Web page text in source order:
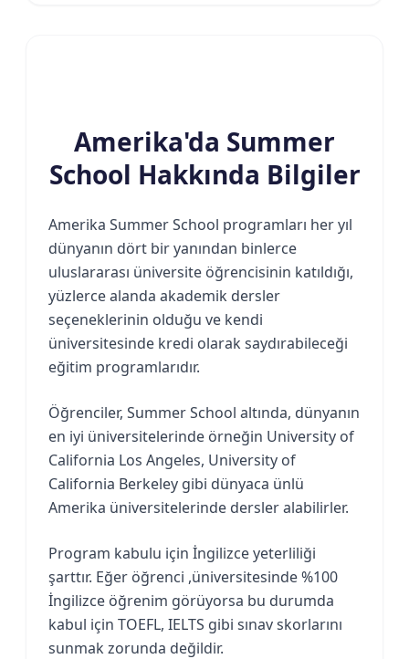
Amerika'da Summer
School Hakkında Bilgiler
Amerika Summer School programları her yıl
dünyanın dört bir yanından binlerce
uluslararası üniversite öğrencisinin katıldığı,
yüzlerce alanda akademik dersler
seçeneklerinin olduğu ve kendi
üniversitesinde kredi olarak saydırabileceği
eğitim programlarıdır.
Öğrenciler, Summer School altında, dünyanın
en iyi üniversitelerinde örneğin University of
California Los Angeles, University of
California Berkeley gibi dünyaca ünlü
Amerika üniversitelerinde dersler alabilirler.
Program kabulu için İngilizce yeterliliği
şarttır. Eğer öğrenci ,üniversitesinde %100
İngilizce öğrenim görüyorsa bu durumda
kabul için TOEFL, IELTS gibi sınav skorlarını
sunmak zorunda değildir.